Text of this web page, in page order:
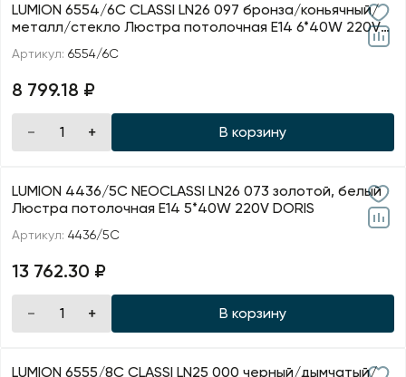
LUMION 6554/6C CLASSI LN26 097 бронза/коньячный/
металл/стекло Люстра потолочная E14 6*40W 220V
Артикул: 6554/6C
8 799.18 ₽
В корзину
LUMION 4436/5C NEOCLASSI LN26 073 золотой, белый
Люстра потолочная E14 5*40W 220V DORIS
Артикул: 4436/5C
13 762.30 ₽
В корзину
LUMION 6555/8C CLASSI LN25 000 черный/дымчатый/